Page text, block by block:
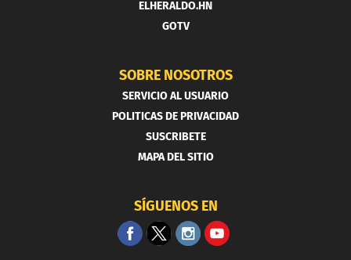
ELHERALDO.HN
GOTV
SOBRE NOSOTROS
SERVICIO AL USUARIO
POLITICAS DE PRIVACIDAD
SUSCRIBETE
MAPA DEL SITIO
SÍGUENOS EN